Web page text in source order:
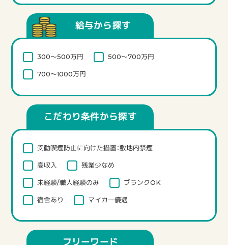
給与から探す
300～500万円 500～700万円
700～1000万円
こだわり条件から探す
受動喫煙防止に向けた措置：敷地内禁煙
高収入 残業少なめ
未経験/職人経験のみ ブランクOK
宿舎あり マイカー優遇
フリーワード